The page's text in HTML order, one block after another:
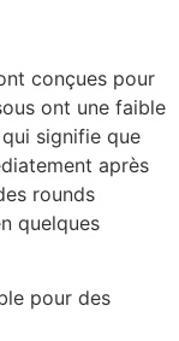
conçues pour
ont une faible
signifie que
après
rounds
quelques
pour des